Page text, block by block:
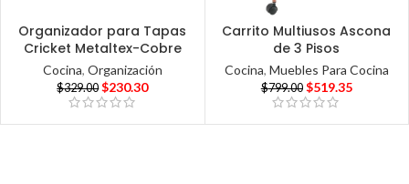
Organizador para Tapas
Cricket Metaltex-Cobre
Cocina, Organización
$329.00 $230.30
Carrito Multiusos Ascona
de 3 Pisos
Cocina, Muebles Para Cocina
$799.00 $519.35